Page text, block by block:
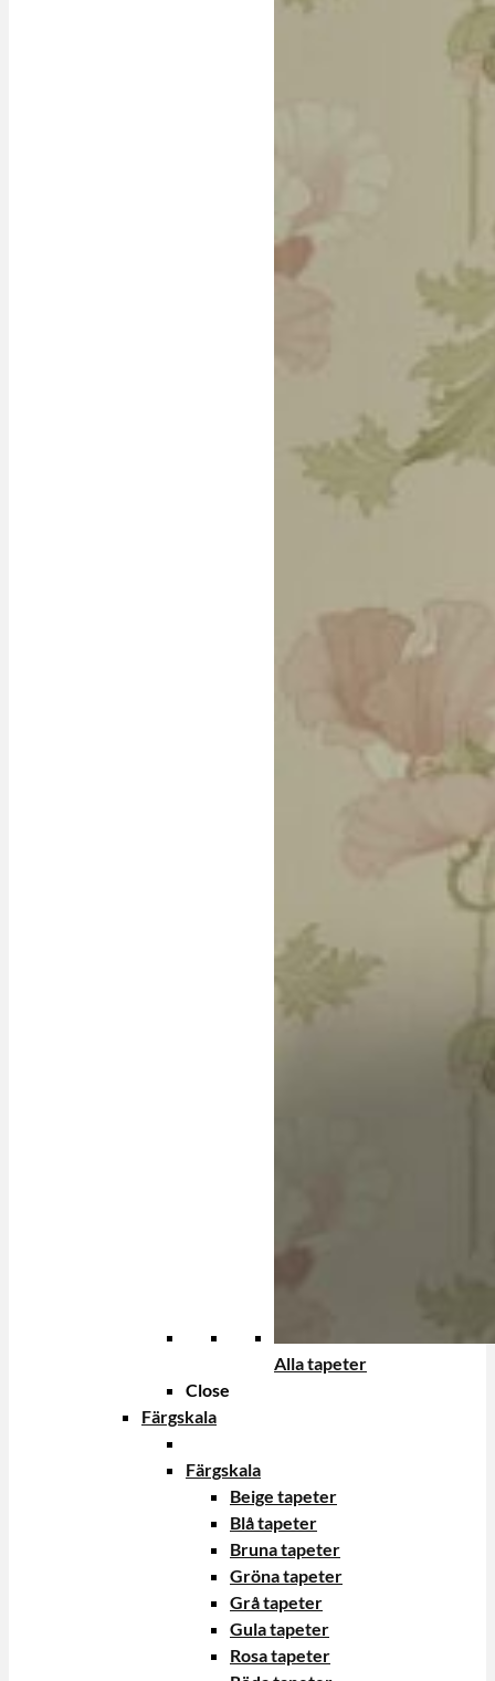
Alla tapeter
Close
Färgskala
Färgskala
Beige tapeter
Blå tapeter
Bruna tapeter
Gröna tapeter
Grå tapeter
Gula tapeter
Rosa tapeter